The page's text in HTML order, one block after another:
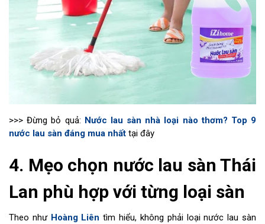
>>> Đừng bỏ quả: Nước lau sàn nhà loại nào thơm? Top 9
nước lau sàn đáng mua nhất tại đây
4. Mẹo chọn nước lau sàn Thái
Lan phù hợp với từng loại sàn
Theo như Hoàng Liên tìm hiểu, không phải loại nước lau sàn